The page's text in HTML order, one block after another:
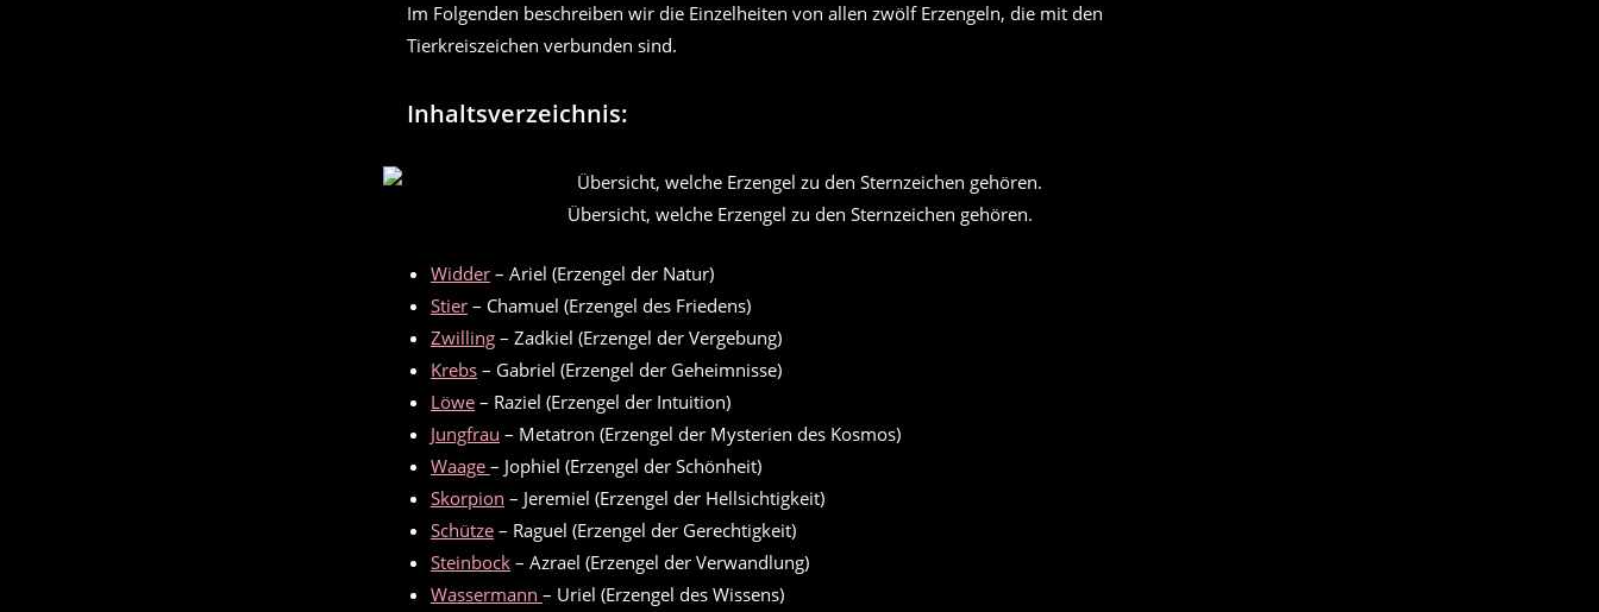
Im Folgenden beschreiben wir die Einzelheiten von allen zwölf Erzengeln, die mit den
Tierkreiszeichen verbunden sind.
Inhaltsverzeichnis:
Übersicht, welche Erzengel zu den Sternzeichen gehören.
Widder – Ariel (Erzengel der Natur)
Stier – Chamuel (Erzengel des Friedens)
Zwilling – Zadkiel (Erzengel der Vergebung)
Krebs – Gabriel (Erzengel der Geheimnisse)
Löwe – Raziel (Erzengel der Intuition)
Jungfrau – Metatron (Erzengel der Mysterien des Kosmos)
Waage – Jophiel (Erzengel der Schönheit)
Skorpion – Jeremiel (Erzengel der Hellsichtigkeit)
Schütze – Raguel (Erzengel der Gerechtigkeit)
Steinbock – Azrael (Erzengel der Verwandlung)
Wassermann – Uriel (Erzengel des Wissens)